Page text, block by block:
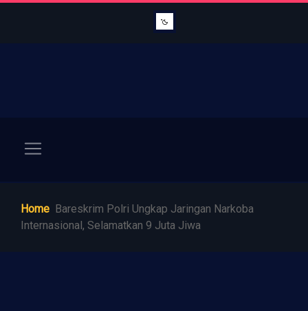
Home Bareskrim Polri Ungkap Jaringan Narkoba
Internasional, Selamatkan 9 Juta Jiwa